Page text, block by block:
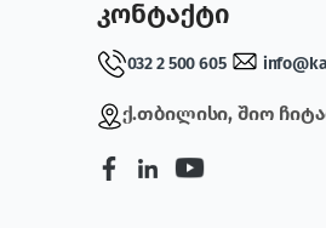
კონტაქტი
032 2 500 605
ქ.თბილისი, შიო